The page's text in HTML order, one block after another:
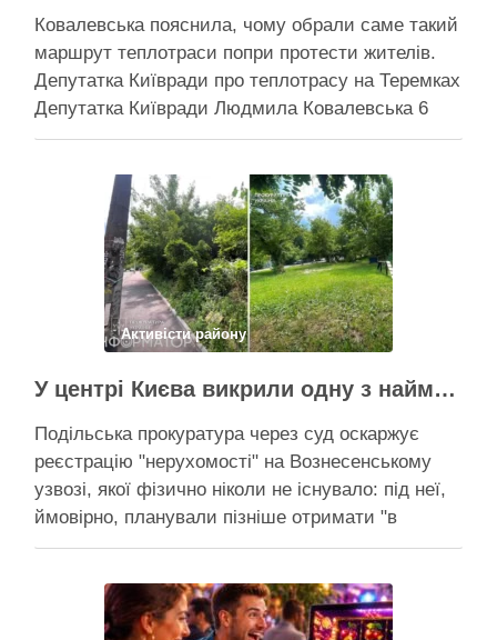
Ковалевська пояснила, чому обрали саме такий
маршрут теплотраси попри протести жителів.
Депутатка Київради про теплотрасу на Теремках
Депутатка Київради Людмила Ковалевська 6
серпня прокоментувала конфлікт навколо
на Теремках, заявивши, що розуміє обурення
жителів через вирубку дерев, але наполягає на
необхідності забезпечити теплом понад 400
будинків. …
Поділитися у соцмережах:
Активісти району
У центрі Києва викрили одну з наймасштабніших туалетних схем з фіктивним будинком
Подільська прокуратура через суд оскаржує
реєстрацію "нерухомості" на Вознесенському
узвозі, якої фізично ніколи не існувало: під неї,
ймовірно, планували пізніше отримати "в
обслуговування" земельну ділянку Прокуратура
за допомогою якої ділки, ймовірно, планували
забудувати зелені схили Подільська окружна